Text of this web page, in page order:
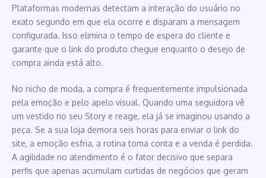
Plataformas modernas detectam a interação do usuário no
exato segundo em que ela ocorre e disparam a mensagem
configurada. Isso elimina o tempo de espera do cliente e
garante que o link do produto chegue enquanto o desejo de
compra ainda está alto.
No nicho de moda, a compra é frequentemente impulsionada
pela emoção e pelo apelo visual. Quando uma seguidora vê
um vestido no seu Story e reage, ela já se imaginou usando a
peça. Se a sua loja demora seis horas para enviar o link do
site, a emoção esfria, a rotina toma conta e a venda é perdida.
A agilidade no atendimento é o fator decisivo que separa
perfis que apenas acumulam curtidas de negócios que geram